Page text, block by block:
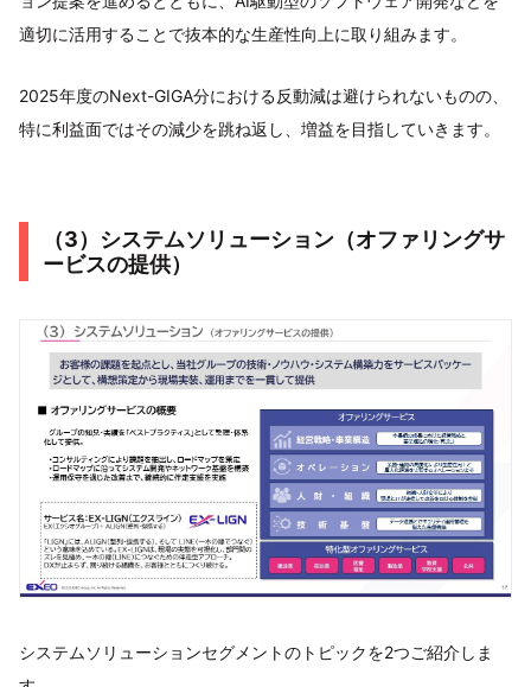
適切に活用することで抜本的な生産性向上に取り組みます。
2025年度のNext-GIGA分における反動減は避けられないものの、
特に利益面ではその減少を跳ね返し、増益を目指していきます。
（3）システムソリューション（オファリングサ
ービスの提供）
システムソリューションセグメントのトピックを2つご紹介しま